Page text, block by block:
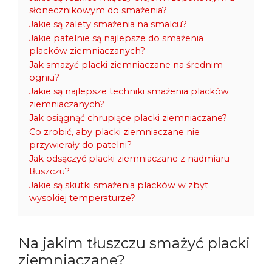
słonecznikowym do smażenia?
Jakie są zalety smażenia na smalcu?
Jakie patelnie są najlepsze do smażenia
placków ziemniaczanych?
Jak smażyć placki ziemniaczane na średnim
ogniu?
Jakie są najlepsze techniki smażenia placków
ziemniaczanych?
Jak osiągnąć chrupiące placki ziemniaczane?
Co zrobić, aby placki ziemniaczane nie
przywierały do patelni?
Jak odsączyć placki ziemniaczane z nadmiaru
tłuszczu?
Jakie są skutki smażenia placków w zbyt
wysokiej temperaturze?
Na jakim tłuszczu smażyć placki
ziemniaczane?